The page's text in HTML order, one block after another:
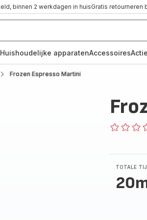
binnen 2 werkdagen in huisGratis retourneren
Huishoudelijke apparatenAccessoires
Frozen Espresso Martini
TOTALE